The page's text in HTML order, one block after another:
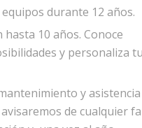
durante 12 años.
hasta 10 años. Conoce
y personaliza tu
y asistencia
de cualquier